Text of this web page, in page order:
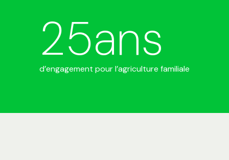
d’engagement pour l’agriculture familiale
25ans